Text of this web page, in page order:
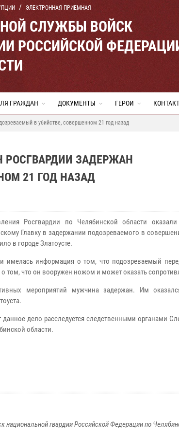
ЭЛЕКТРОННАЯ ПРИЕМНАЯ
СЛУЖБЫ ВОЙСК
РОССИЙСКОЙ
ГРАЖДАН ДОКУМЕНТЫ ГЕРОИ
в убийстве, совершенном 21 год назад
ЗАДЕРЖАН
21 ГОД НАЗАД
Росгвардии по Челябинской области оказали
Главку в задержании подозреваемого в
в городе Златоусте.
имелась информация о том, что подозреваемый
о том, что он вооружен ножом и может оказать
мероприятий мужчина задержан. Им
дело расследуется следственными органами
области.
гвардии Российской Федерации по